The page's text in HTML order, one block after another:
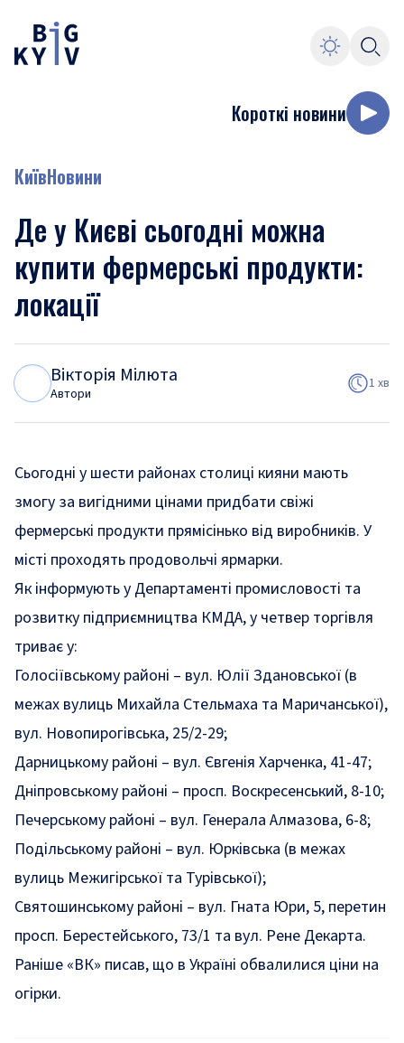
Короткі новини
КиївНовини
Де у Києві сьогодні можна
купити фермерські продукти:
локації
Вікторія Мілюта
Автори
1 хв
Сьогодні у шести районах столиці кияни мають
змогу за вигідними цінами придбати свіжі
фермерські продукти прямісінько від виробників. У
місті проходять продовольчі ярмарки.
Як інформуютьу Департаменті промисловості та
розвитку підприємництва КМДА, у четвер торгівля
триває у:
Голосіївському районі – вул. Юлії Здановської (в
межах вулиць Михайла Стельмаха та Маричанської),
вул. Новопирогівська, 25/2-29;
Дарницькому районі – вул. Євгенія Харченка, 41-47;
Дніпровському районі – просп. Воскресенський, 8-10;
Печерському районі – вул. Генерала Алмазова, 6-8;
Подільському районі – вул. Юрківська (в межах
вулиць Межигірської та Турівської);
Святошинському районі – вул. Гната Юри, 5, перетин
просп. Берестейського, 73/1 та вул. Рене Декарта.
Раніше «ВК» писав, що в Україні обвалилися ціни на
огірки.